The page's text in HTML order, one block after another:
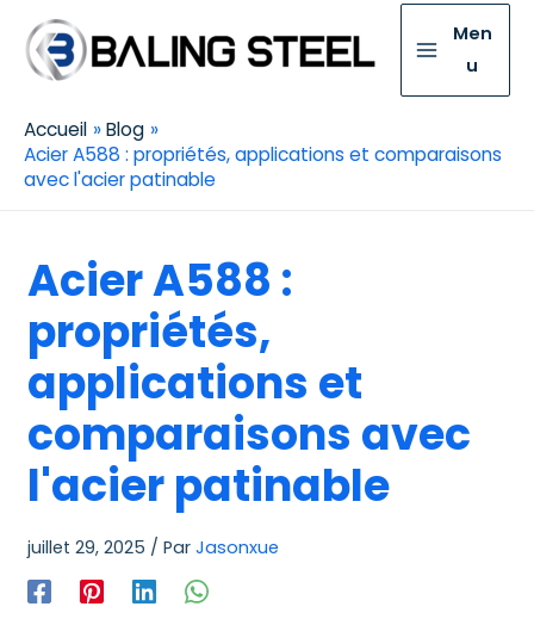
Men
u
Accueil
Blog
Acier A588 : propriétés, applications et comparaisons
avec l'acier patinable
Acier A588 :
propriétés,
applications et
comparaisons avec
l'acier patinable
juillet 29, 2025 / Par Jasonxue